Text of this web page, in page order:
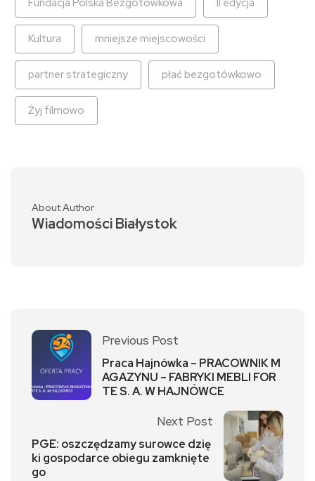
Fundacja Polska Bezgotówkowa II edycja
Kultura mniejsze miejscowości
partner strategiczny płać bezgotówkowo
Żyj filmowo
About Author
Wiadomości Białystok
Previous Post
Praca Hajnówka – PRACOWNIK M
AGAZYNU – FABRYKI MEBLI FOR
TE S. A. W HAJNÓWCE
Next Post
PGE: oszczędzamy surowce dzię
ki gospodarce obiegu zamknięte
go